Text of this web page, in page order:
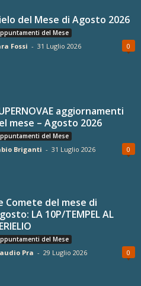
del Mese di Agosto 2026
del Mese
Fossi - 31 Luglio 2026 0
aggiornamenti
mese – Agosto 2026
del Mese
Briganti - 31 Luglio 2026 0
Comete del mese di
LA 10P/TEMPEL AL
del Mese
Pra - 29 Luglio 2026 0